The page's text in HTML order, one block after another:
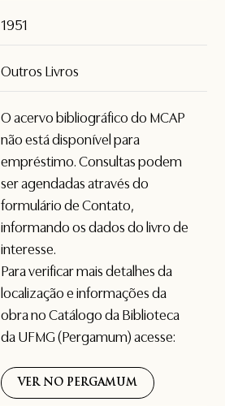
1951
Outros Livros
O acervo bibliográfico do MCAP
não está disponível para
empréstimo. Consultas podem
ser agendadas através do
formulário deContato,
informando os dados do livro de
interesse.
Para verificar mais detalhes da
localização e informações da
obra no Catálogo da Biblioteca
da UFMG (Pergamum) acesse:
VER NO PERGAMUM